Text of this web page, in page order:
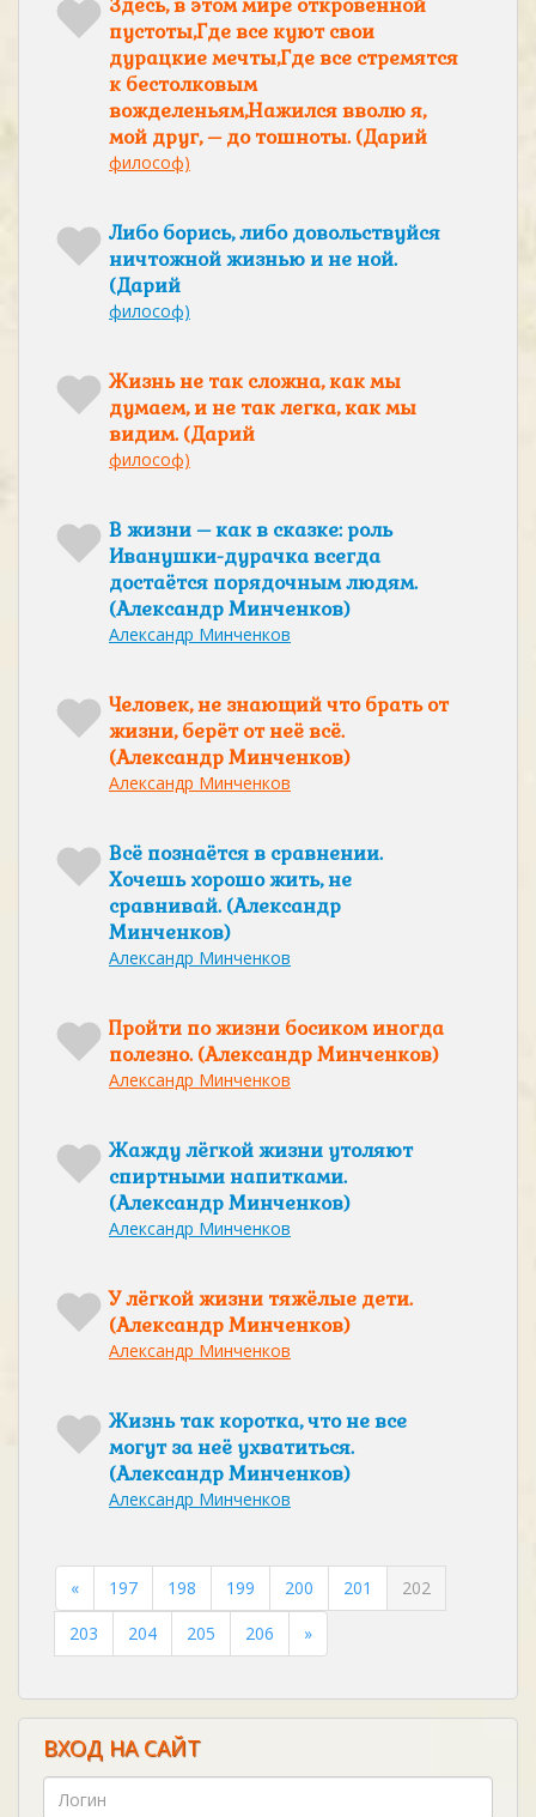
Здесь, в этом мире откровенной
пустоты,Где все куют свои
дурацкие мечты,Где все стремятся
к бестолковым
вожделеньям,Нажился вволю я,
мой друг, – до тошноты. (Дарий
философ)
Либо борись, либо довольствуйся
ничтожной жизнью и не ной.
(Дарий
философ)
Жизнь не так сложна, как мы
думаем, и не так легка, как мы
видим. (Дарий
философ)
В жизни – как в сказке: роль
Иванушки-дурачка всегда
достаётся порядочным людям.
(Александр Минченков)
Александр Минченков
Человек, не знающий что брать от
жизни, берёт от неё всё.
(Александр Минченков)
Александр Минченков
Всё познаётся в сравнении.
Хочешь хорошо жить, не
сравнивай. (Александр
Минченков)
Александр Минченков
Пройти по жизни босиком иногда
полезно. (Александр Минченков)
Александр Минченков
Жажду лёгкой жизни утоляют
спиртными напитками.
(Александр Минченков)
Александр Минченков
У лёгкой жизни тяжёлые дети.
(Александр Минченков)
Александр Минченков
Жизнь так коротка, что не все
могут за неё ухватиться.
(Александр Минченков)
Александр Минченков
« 197 198 199 200 201
202
203
204 205 206 »
ВХОД НА САЙТ